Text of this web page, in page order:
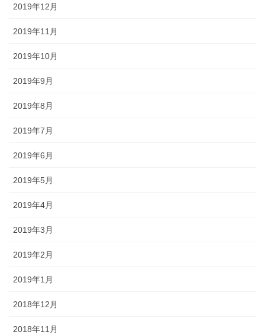
2019年12月
2019年11月
2019年10月
2019年9月
2019年8月
2019年7月
2019年6月
2019年5月
2019年4月
2019年3月
2019年2月
2019年1月
2018年12月
2018年11月